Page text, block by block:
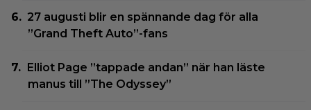
27 augusti blir en spännande dag för alla
”Grand Theft Auto”-fans
Elliot Page ”tappade andan” när han läste
manus till ”The Odyssey”